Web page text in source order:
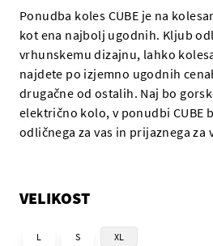
Ponudba koles CUBE je na
kot ena najbolj ugodnih. Kljub
vrhunskemu dizajnu, lahko
najdete po izjemno ugodnih
drugačne od ostalih. Naj bo
električno kolo, v ponudbi CUBE
odličnega za vas in prijaznega za
VELIKOST
L S XL